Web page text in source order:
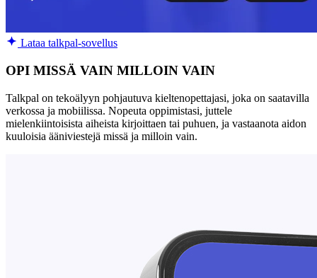
Lataa talkpal-sovellus
OPI MISSÄ VAIN MILLOIN VAIN
Talkpal on tekoälyyn pohjautuva kieltenopettajasi, joka on saatavilla
verkossa ja mobiilissa. Nopeuta oppimistasi, juttele
mielenkiintoisista aiheista kirjoittaen tai puhuen, ja vastaanota aidon
kuuloisia ääniviestejä missä ja milloin vain.